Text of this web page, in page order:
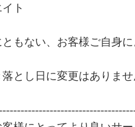
ト
ない、お客様ご自身に
し日に変更はありませ